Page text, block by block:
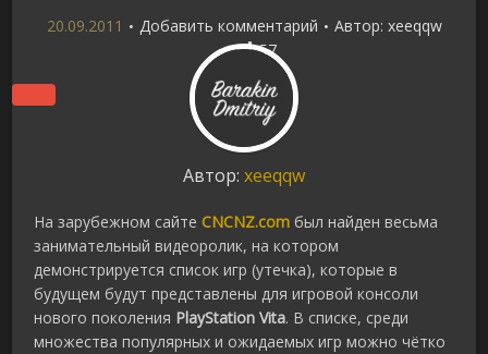
20.09.2011 Добавить комментарий Автор: xeeqqw
57
Автор: xeeqqw
На зарубежном сайте CNCNZ.com был найден весьма
занимательный видеоролик, на котором
демонстрируется список игр (утечка), которые в
будущем будут представлены для игровой консоли
нового поколения PlayStation Vita. В списке, среди
множества популярных и ожидаемых игр можно чётко